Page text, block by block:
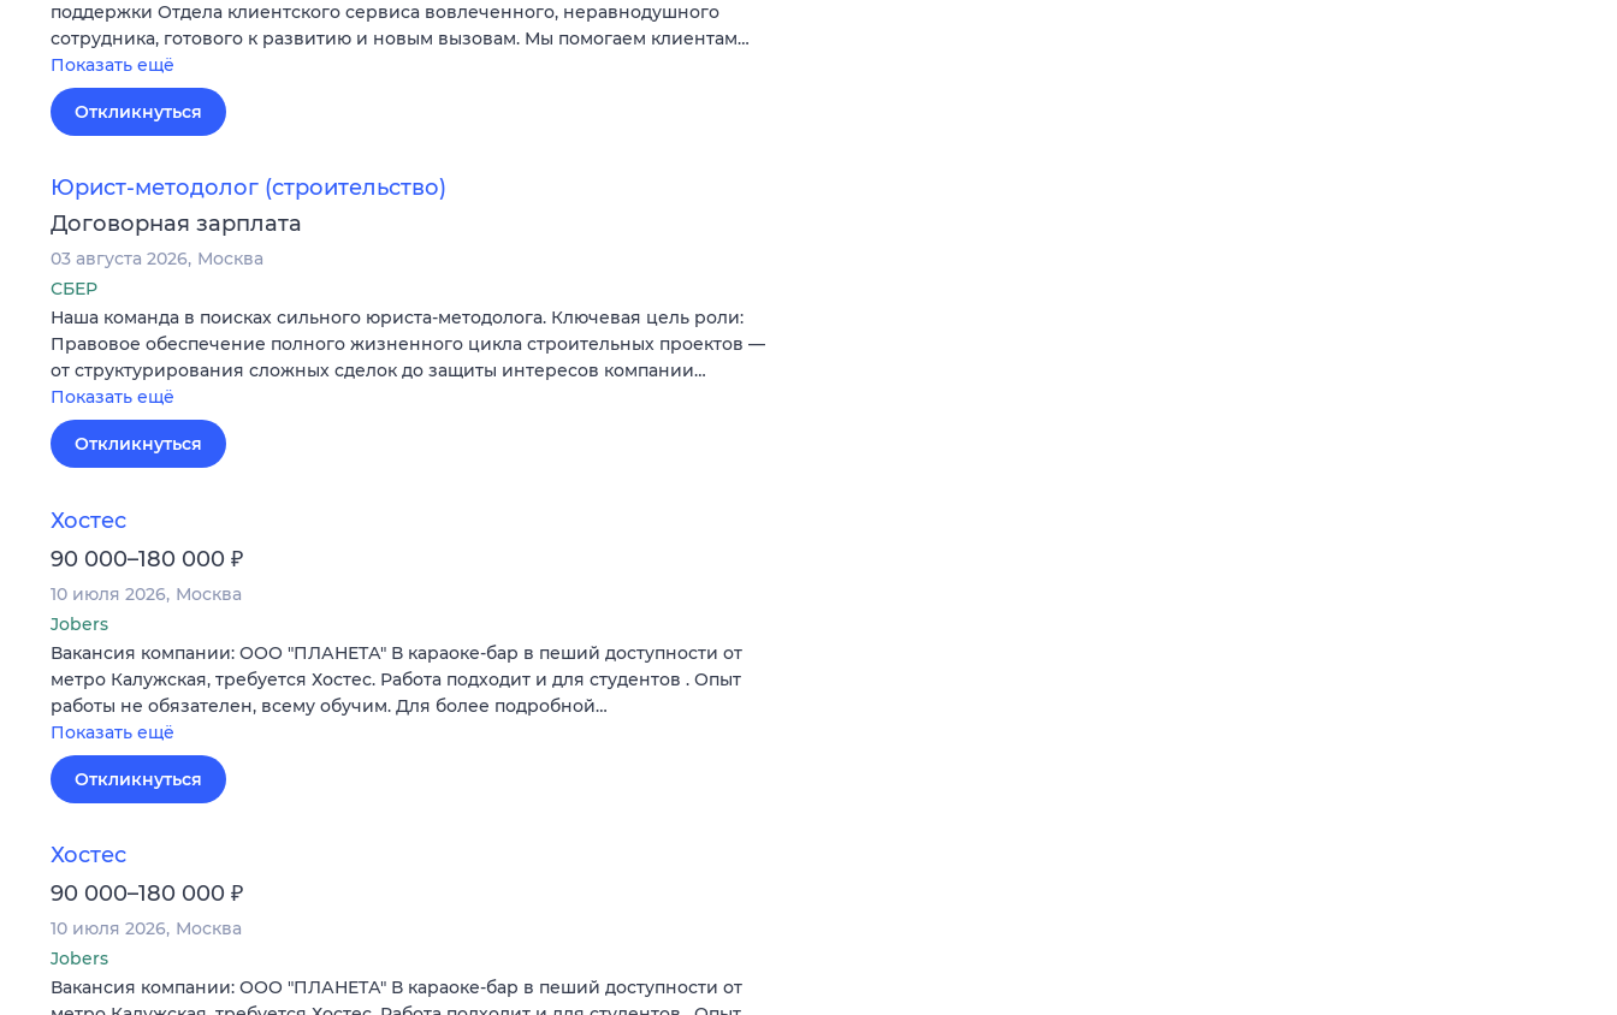
поддержки Отдела клиентского сервиса вовлеченного, неравнодушного
сотрудника, готового к развитию и новым вызовам. Мы помогаем клиентам…
Показать ещё
Откликнуться
Юрист-методолог (строительство)
Договорная зарплата
03 августа 2026 Москва
СБЕР
Наша команда в поисках сильного юриста-методолога. Ключевая цель роли:
Правовое обеспечение полного жизненного цикла строительных проектов —
от структурирования сложных сделок до защиты интересов компании…
Показать ещё
Откликнуться
Хостес
90 000–180 000 ₽
10 июля 2026 Москва
Jobers
Вакансия компании: ООО "ПЛАНЕТА" В караоке-бар в пеший доступности от
метро Калужская, требуется Хостес. Работа подходит и для студентов . Опыт
работы не обязателен, всему обучим. Для более подробной…
Показать ещё
Откликнуться
Хостес
90 000–180 000 ₽
10 июля 2026 Москва
Jobers
Вакансия компании: ООО "ПЛАНЕТА" В караоке-бар в пеший доступности от